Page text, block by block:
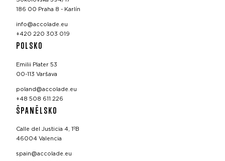
186 00 Praha 8 - Karlín
info@accolade.eu
+420 220 303 019
POLSKO
Emilii Plater 53
00-113 Varšava
poland@accolade.eu
+48 508 611 226
ŠPANĚLSKO
Calle del Justicia 4, 1ºB
46004 Valencia
spain@accolade.eu